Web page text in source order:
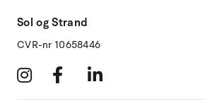
Sol og Strand
CVR-nr 10658446